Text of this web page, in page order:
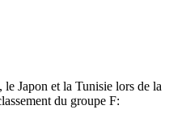
Japon et la Tunisie lors de la
du groupe F: